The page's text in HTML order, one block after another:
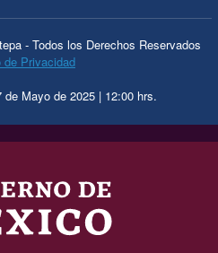
- Todos los Derechos Reservados
Privacidad
Mayo de 2025 | 12:00 hrs.